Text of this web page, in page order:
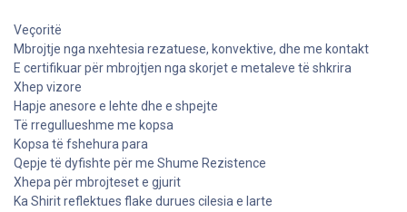
Veçoritë
Mbrojtje nga nxehtesia rezatuese, konvektive, dhe me kontakt
E certifikuar për mbrojtjen nga skorjet e metaleve të shkrira
Xhep vizore
Hapje anesore e lehte dhe e shpejte
Të rregullueshme me kopsa
Kopsa të fshehura para
Qepje të dyfishte për me Shume Rezistence
Xhepa për mbrojteset e gjurit
Ka Shirit reflektues flake durues cilesia e larte